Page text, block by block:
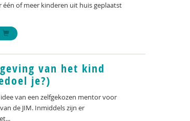
of meer kinderen uit huis geplaatst
van het kind
je?)
van een zelfgekozen mentor voor
de JIM. Inmiddels zijn er